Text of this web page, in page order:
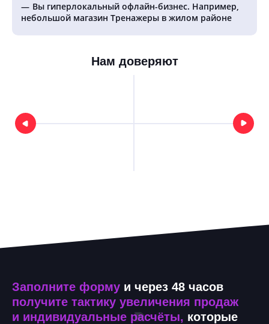
Вы гиперлокальный офлайн-бизнес. Например,
небольшой магазин Тренажеры в жилом районе
Нам доверяют
Заполните форму и через 48 часов
получите тактику увеличения продаж
и индивидуальные расчёты, которые